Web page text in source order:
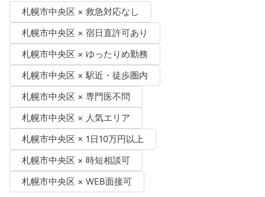
札幌市中央区 × 救急対応なし
札幌市中央区 × 宿日直許可あり
札幌市中央区 × ゆったりめ勤務
札幌市中央区 × 駅近・徒歩圏内
札幌市中央区 × 専門医不問
札幌市中央区 × 人気エリア
札幌市中央区 × 1日10万円以上
札幌市中央区 × 時短相談可
札幌市中央区 × WEB面接可